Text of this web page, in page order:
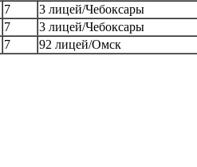
7
3 лицей/Чебоксары
7
3 лицей/Чебоксары
7 92 лицей/Омск